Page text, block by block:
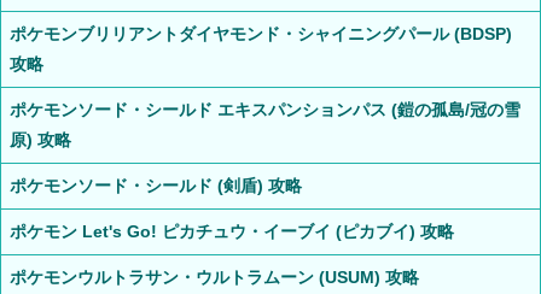
ポケモンブリリアントダイヤモンド・シャイニングパール (BDSP)
攻略
ポケモンソード・シールド エキスパンションパス (鎧の孤島/冠の雪
原) 攻略
ポケモンソード・シールド (剣盾) 攻略
ポケモン Let's Go! ピカチュウ・イーブイ (ピカブイ) 攻略
ポケモンウルトラサン・ウルトラムーン (USUM) 攻略